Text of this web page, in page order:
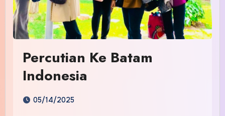
Percutian Ke Batam
Indonesia
05/14/2025